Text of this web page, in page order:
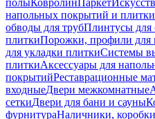
полыКовролинПаркет
напольных покрытий и плитки
обводы для трубПлинтусы для
плиткиПорожки, профили для
для укладки плиткиСистемы
плиткиАксессуары для
покрытийРеставрационные
входныеДвери межкомнатные
сеткиДвери для бани и сауны
фурнитураНаличники,